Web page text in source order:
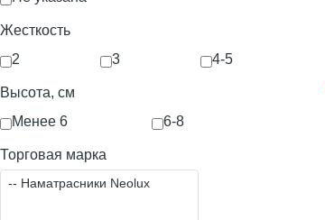
Жесткость
2
3 4-5
Высота, см
Менее 6
6-8
Торговая марка